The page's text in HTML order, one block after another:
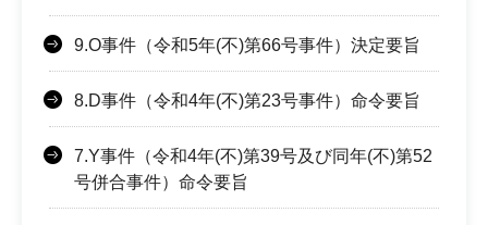
9.O事件（令和5年(不)第66号事件）決定要旨
8.D事件（令和4年(不)第23号事件）命令要旨
7.Y事件（令和4年(不)第39号及び同年(不)第52
号併合事件）命令要旨